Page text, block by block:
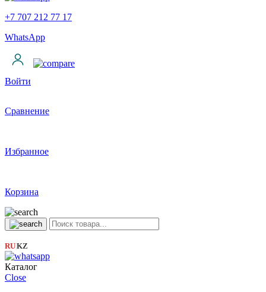
+7 707 212 77 17
WhatsApp
Войти
Сравнение
Избранное
Корзина
RU|KZ
Каталог
Close